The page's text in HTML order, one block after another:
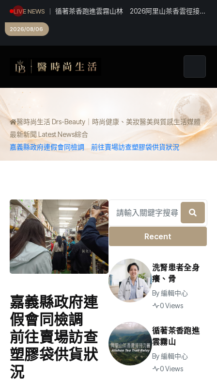
LIVE NEWS
循著茶香跑進雲霧山林 2026阿里山茶香雲徑接力
2026/08/06
醫時尚生活 Drs-Beauty｜時尚健康、美妝醫美與質感生活媒體
最新新聞 Latest News綜合
嘉義縣政府連假會同檢調 前往賣場訪查塑膠袋供貨狀況
嘉義縣政府連
假會同檢調
前往賣場訪查
塑膠袋供貨狀
況
Recent
洗腎患者全身
癢、骨
By編輯中心
0 Views
循著茶香跑進
雲霧山
By編輯中心
0 Views